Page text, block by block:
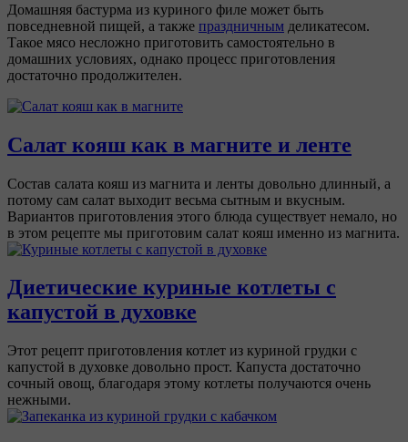
Домашняя бастурма из куриного филе может быть
повседневной пищей, а также праздничным деликатесом.
Такое мясо несложно приготовить самостоятельно в
домашних условиях, однако процесс приготовления
достаточно продолжителен.
Салат кояш как в магните и ленте
Состав салата кояш из магнита и ленты довольно длинный, а
потому сам салат выходит весьма сытным и вкусным.
Вариантов приготовления этого блюда существует немало, но
в этом рецепте мы приготовим салат кояш именно из магнита.
Диетические куриные котлеты с
капустой в духовке
Этот рецепт приготовления котлет из куриной грудки с
капустой в духовке довольно прост. Капуста достаточно
сочный овощ, благодаря этому котлеты получаются очень
нежными.